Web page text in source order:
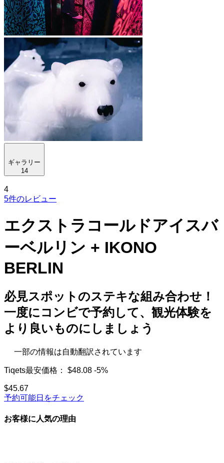
ギャラリー
14
4
5件のレビュー
エクストラコールドアイスバ
ーベルリン + IKONO
BERLIN
必見スポットのステキな組み合わせ！
一度にコンビで予約して、観光体験を
より良いものにしましょう
一部の情報は自動翻訳されています
Tiqets最安価格： $48.08 -5%
$45.67
予約可能日をチェック
お客様に人気の理由